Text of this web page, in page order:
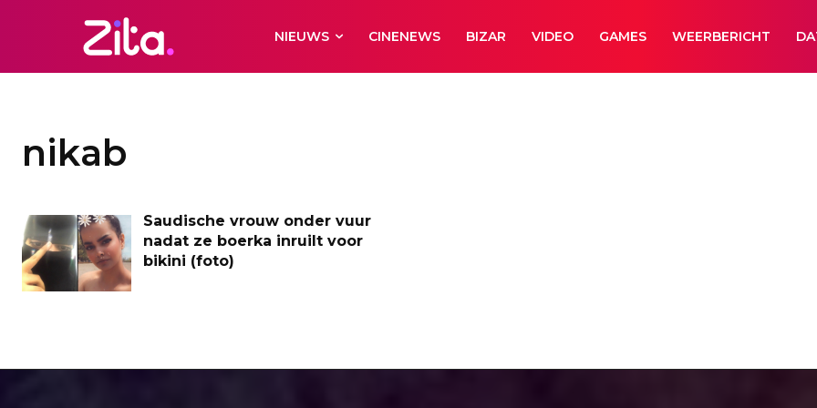
NIEUWS CINENEWS BIZAR VIDEO GAMES WEERBERICHT
nikab
Saudische vrouw onder vuur
nadat ze boerka inruilt voor
bikini (foto)